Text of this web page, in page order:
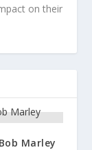
on their
Marley